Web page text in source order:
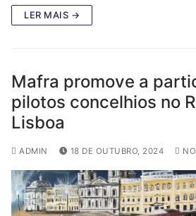
LER MAIS →
Mafra promove a
pilotos concelhios no
Lisboa
ADMIN 18 DE OUTUBRO, 2024